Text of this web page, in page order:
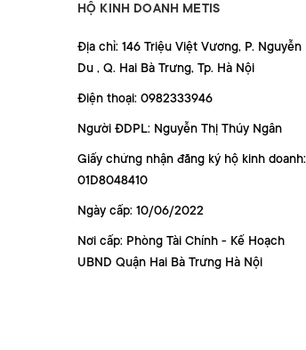
HỘ KINH DOANH METIS
Địa chỉ: 146 Triệu Việt Vương, P. Nguyễn
Du , Q. Hai Bà Trưng, Tp. Hà Nội
Điện thoại: 0982333946
Người ĐDPL: Nguyễn Thị Thúy Ngân
Giấy chứng nhận đăng ký hộ kinh doanh:
01D8048410
Ngày cấp: 10/06/2022
Nơi cấp: Phòng Tài Chính - Kế Hoạch
UBND Quận Hai Bà Trưng Hà Nội